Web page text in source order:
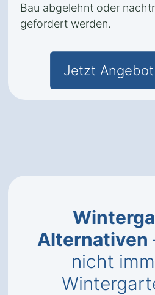
Bau abgelehnt oder
gefordert werden.
Jetzt
Alternativen
nicht